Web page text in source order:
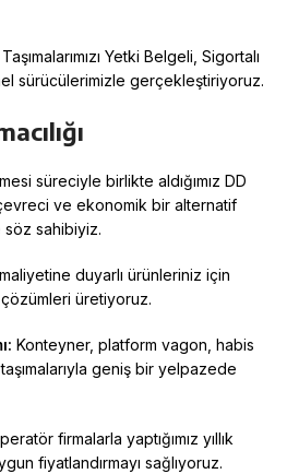
Taşımalarımızı Yetki Belgeli, Sigortalı
sürücülerimizle gerçekleştiriyoruz.
süreciyle birlikte aldığımız DD
ve ekonomik bir alternatif
söz sahibiyiz.
duyarlı ürünleriniz için
çözümleri üretiyoruz.
Konteyner, platform vagon, habis
geniş bir yelpazede
firmalarla yaptığımız yıllık
fiyatlandırmayı sağlıyoruz.